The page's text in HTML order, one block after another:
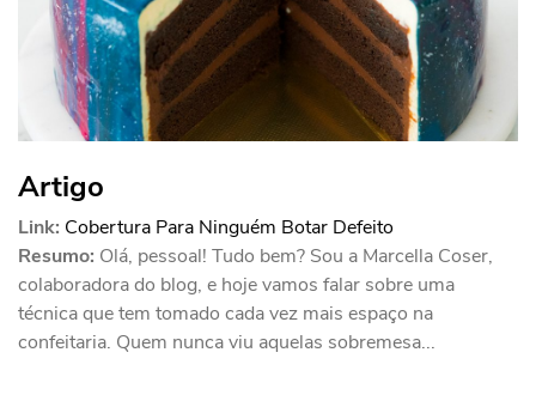
Artigo
Link: Cobertura Para Ninguém Botar Defeito
Resumo: Olá, pessoal! Tudo bem? Sou a Marcella Coser,
colaboradora do blog, e hoje vamos falar sobre uma
técnica que tem tomado cada vez mais espaço na
confeitaria. Quem nunca viu aquelas sobremesa...